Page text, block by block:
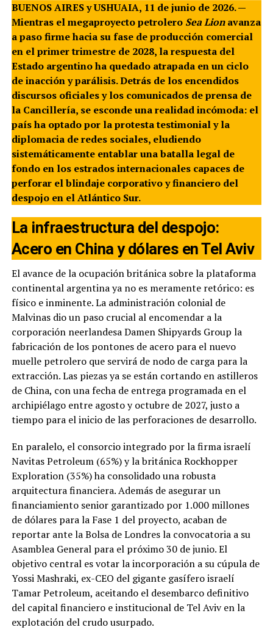
BUENOS AIRES y USHUAIA, 11 de junio de 2026. —
Mientras el megaproyecto petrolero Sea Lionavanza
a paso firme hacia su fase de producción comercial
en el primer trimestre de 2028, la respuesta del
Estado argentino ha quedado atrapada en un ciclo
de inacción y parálisis. Detrás de los encendidos
discursos oficiales y los comunicados de prensa de
la Cancillería, se esconde una realidad incómoda: el
país ha optado por la protesta testimonial y la
diplomacia de redes sociales, eludiendo
sistemáticamente entablar una batalla legal de
fondo en los estrados internacionales capaces de
perforar el blindaje corporativo y financiero del
despojo en el Atlántico Sur.
La infraestructura del despojo:
Acero en China y dólares en Tel Aviv
El avance de la ocupación británica sobre la plataforma
continental argentina ya no es meramente retórico: es
físico e inminente. La administración colonial de
Malvinas dio un paso crucial al encomendar a la
corporación neerlandesa Damen Shipyards Group la
fabricación de los pontones de acero para el nuevo
muelle petrolero que servirá de nodo de carga para la
extracción. Las piezas ya se están cortando en astilleros
de China, con una fecha de entrega programada en el
archipiélago entre agosto y octubre de 2027, justo a
tiempo para el inicio de las perforaciones de desarrollo.
En paralelo, el consorcio integrado por la firma israelí
Navitas Petroleum (65%) y la británica Rockhopper
Exploration (35%) ha consolidado una robusta
arquitectura financiera. Además de asegurar un
financiamiento senior garantizado por 1.000 millones
de dólares para la Fase 1 del proyecto, acaban de
reportar ante la Bolsa de Londres la convocatoria a su
Asamblea General para el próximo 30 de junio. El
objetivo central es votar la incorporación a su cúpula de
Yossi Mashraki, ex-CEO del gigante gasífero israelí
Tamar Petroleum, aceitando el desembarco definitivo
del capital financiero e institucional de Tel Aviv en la
explotación del crudo usurpado.